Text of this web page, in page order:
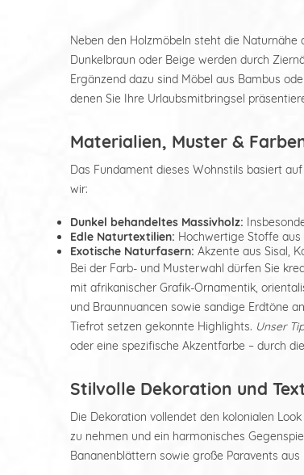
Neben den Holzmöbeln steht die Naturnähe
Dunkelbraun oder Beige werden durch
Ergänzend dazu sind Möbel aus Bambus
denen Sie Ihre Urlaubsmitbringsel
Materialien, Muster &
Das Fundament dieses Wohnstils basiert
wir:
Dunkel behandeltes Massivholz:
Edle Naturtextilien: Hochwertige Stoffe aus
Exotische Naturfasern: Akzente aus Sisal,
Bei der Farb- und Musterwahl dürfen Sie
mit afrikanischer Grafik-Ornamentik,
und Braunnuancen sowie sandige Erdtöne
Tiefrot setzen gekonnte Highlights. Unser
oder eine spezifische Akzentfarbe – durch
Stilvolle Dekoration und
Die Dekoration vollendet den kolonialen
zu nehmen und ein harmonisches
Bananenblättern sowie große Paravents